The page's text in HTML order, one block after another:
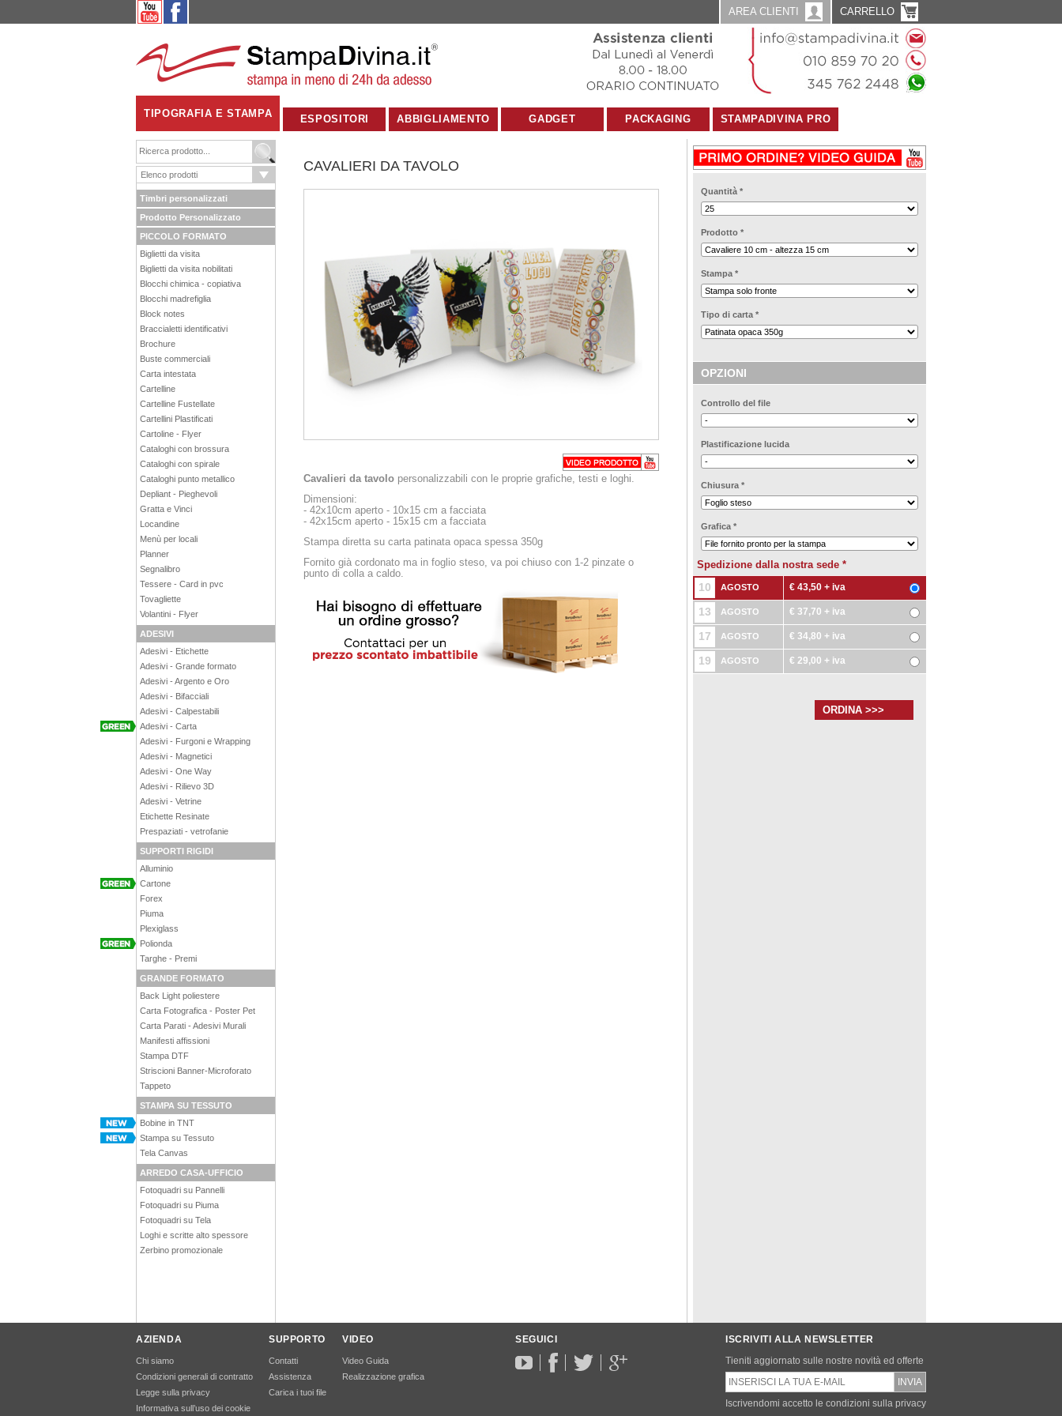
AREA CLIENTI CARRELLO
TIPOGRAFIA E STAMPA ESPOSITORI ABBIGLIAMENTO GADGET PACKAGING STAMPADIVINA PRO
Timbri personalizzati
Prodotto Personalizzato
PICCOLO FORMATO
Biglietti da visita
Biglietti da visita nobilitati
Blocchi chimica - copiativa
Blocchi madrefiglia
Block notes
Braccialetti identificativi
Brochure
Buste commerciali
Carta intestata
Cartelline
Cartelline Fustellate
Cartellini Plastificati
Cartoline - Flyer
Cataloghi con brossura
Cataloghi con spirale
Cataloghi punto metallico
Depliant - Pieghevoli
Gratta e Vinci
Locandine
Menù per locali
Planner
Segnalibro
Tessere - Card in pvc
Tovagliette
Volantini - Flyer
ADESIVI
Adesivi - Etichette
Adesivi - Grande formato
Adesivi - Argento e Oro
Adesivi - Bifacciali
Adesivi - Calpestabili
Adesivi - Carta
Adesivi - Furgoni e Wrapping
Adesivi - Magnetici
Adesivi - One Way
Adesivi - Rilievo 3D
Adesivi - Vetrine
Etichette Resinate
Prespaziati - vetrofanie
SUPPORTI RIGIDI
Alluminio
Cartone
Forex
Piuma
Plexiglass
Polionda
Targhe - Premi
GRANDE FORMATO
Back Light poliestere
Carta Fotografica - Poster Pet
Carta Parati - Adesivi Murali
Manifesti affissioni
Stampa DTF
Striscioni Banner-Microforato
Tappeto
STAMPA SU TESSUTO
Bobine in TNT
Stampa su Tessuto
Tela Canvas
ARREDO CASA-UFFICIO
Fotoquadri su Pannelli
Fotoquadri su Piuma
Fotoquadri su Tela
Loghi e scritte alto spessore
Zerbino promozionale
CAVALIERI DA TAVOLO
Cavalieri da tavolo personalizzabili con le proprie grafiche, testi e loghi.
Dimensioni:
- 42x10cm aperto - 10x15 cm a facciata
- 42x15cm aperto - 15x15 cm a facciata
Stampa diretta su carta patinata opaca spessa 350g
Fornito già cordonato ma in foglio steso, va poi chiuso con 1-2 pinzate o
punto di colla a caldo.
Quantità *
Prodotto *
Stampa *
Tipo di carta *
OPZIONI
Controllo del file
Plastificazione lucida
Chiusura *
Grafica *
Spedizione dalla nostra sede *
10 AGOSTO € 43,50 + iva
13 AGOSTO € 37,70 + iva
17 AGOSTO € 34,80 + iva
19 AGOSTO € 29,00 + iva
AZIENDA
Chi siamo
Condizioni generali di contratto
Legge sulla privacy
Informativa sull’uso dei cookie
SUPPORTO
Contatti
Assistenza
Carica i tuoi file
VIDEO
Video Guida
Realizzazione grafica
SEGUICI
ISCRIVITI ALLA NEWSLETTER
Tieniti aggiornato sulle nostre novità ed offerte
Iscrivendomi accetto le condizioni sulla privacy